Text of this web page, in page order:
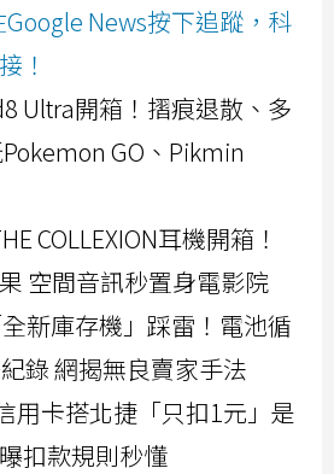
News按下追蹤，科
！
Ultra開箱！摺痕退散、多
GO、Pikmin
COLLEXION耳機開箱！
空間音訊秒置身電影院
新庫存機」踩雷！電池循
錄 網揭無良賣家手法
用卡搭北捷「只扣1元」是
扣款規則秒懂